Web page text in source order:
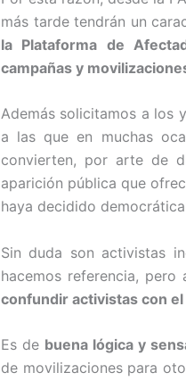
más tarde tendrán un
la Plataforma de
campañas y
Además solicitamos a los
a las que en muchas
convierten, por arte de
aparición pública que
haya decidido
Sin duda son activistas
hacemos referencia,
confundir activistas con
Es de buena lógica y
de movilizaciones para